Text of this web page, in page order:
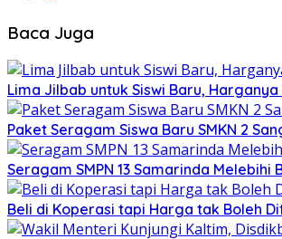
Baca Juga
Lima Jilbab untuk Siswi Baru,
Paket Seragam Siswa Baru SMKN 2
Seragam SMPN 13 Samarinda
Beli di Koperasi tapi Harga tak Boleh